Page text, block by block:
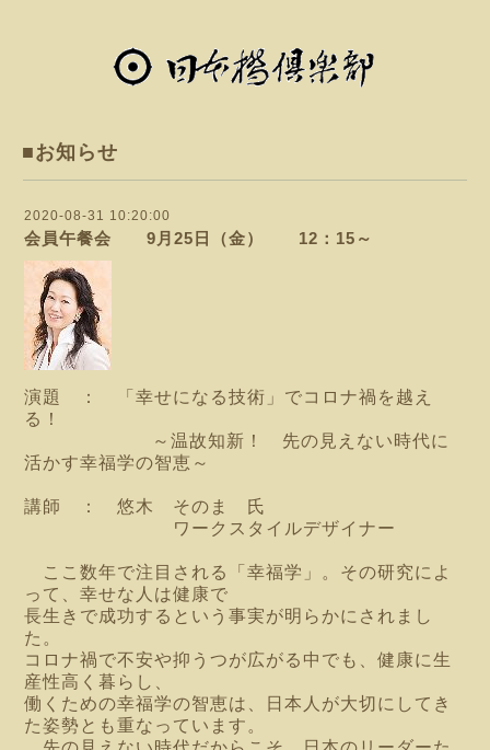
■お知らせ
2020-08-31 10:20:00
会員午餐会 9月25日（金） 12：15～
演題 ： 「幸せになる技術」でコロナ禍を越え
る！
～温故知新！ 先の見えない時代に
活かす幸福学の智恵～
講師 ： 悠木 そのま 氏
ワークスタイルデザイナー
ここ数年で注目される「幸福学」。 その研究によ
って、 幸せな人は健康で
長生きで成功するという事実が明らかにされまし
た。
コロナ禍で不安や抑うつが広がる中でも、健康に生
産性高く暮らし、
働くための幸福学の智恵は、日本人が大切にしてき
た姿勢とも重なっています。